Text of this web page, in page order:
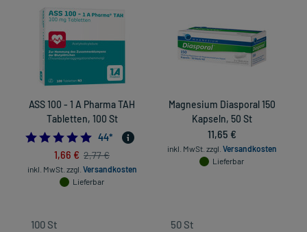
ASS 100 - 1 A Pharma TAH
Tabletten, 100 St
4.9772727272727275
44*
1,66 € 2,77 €
inkl. MwSt. zzgl. Versandkosten
Lieferbar
Magnesium Diasporal 150
Kapseln, 50 St
11,65 €
inkl. MwSt. zzgl. Versandkosten
Lieferbar